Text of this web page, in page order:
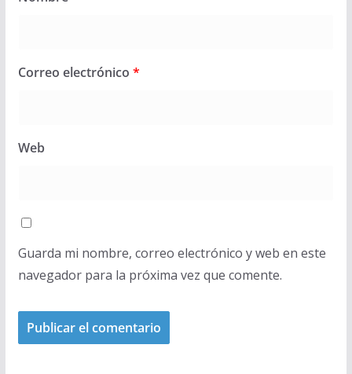
Correo electrónico *
Web
Guarda mi nombre, correo electrónico y web en este
navegador para la próxima vez que comente.